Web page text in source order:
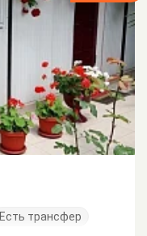
Есть трансфер